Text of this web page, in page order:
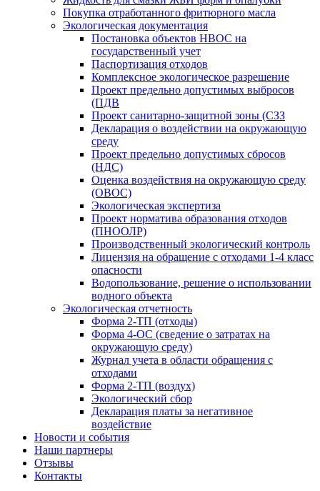
Покупка отработанного фритюрного масла
Экологическая документация
Постановка объектов НВОС на
государственный учет
Паспортизация отходов
Комплексное экологическое разрешение
Проект предельно допустимых выбросов
(ПДВ
Проект санитарно-защитной зоны (СЗЗ
Декларация о воздействии на окружающую
среду
Проект предельно допустимых сбросов
(НДС)
Оценка воздействия на окружающую среду
(ОВОС)
Экологическая экспертиза
Проект норматива образования отходов
(ПНООЛР)
Производственный экологический контроль
Лицензия на обращение с отходами 1-4 класс
опасности
Водопользование, решение о использовании
водного объекта
Экологическая отчетность
Форма 2-ТП (отходы)
Форма 4-ОС (сведение о затратах на
окружающую среду)
Журнал учета в области обращения с
отходами
Форма 2-ТП (воздух)
Экологический сбор
Декларация платы за негативное
воздействие
Новости и события
Наши партнеры
Отзывы
Контакты